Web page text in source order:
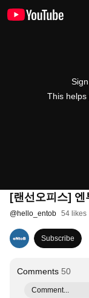
This helps
[랜선오피스]
@hello_entob 54 likes
Subscribe
Comments 50
Comment...